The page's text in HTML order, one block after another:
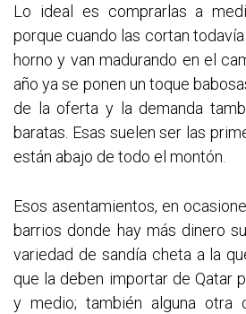
Lo ideal es comprarlas a
porque cuando las cortan
horno y van madurando en el
año ya se ponen un toque
de la oferta y la demanda
baratas. Esas suelen ser las
están abajo de todo el montón.
Esos asentamientos, en
barrios donde hay más dinero
variedad de sandía cheta a la
que la deben importar de Qatar
y medio; también alguna otra